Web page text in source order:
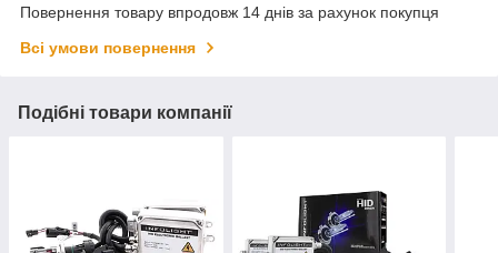
Повернення товару впродовж 14 днів за рахунок покупця
Всі умови повернення
Подібні товари компанії